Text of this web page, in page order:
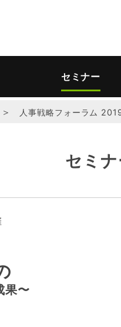
セミナー
＞ 人事戦略フォーラム
セミ
果〜